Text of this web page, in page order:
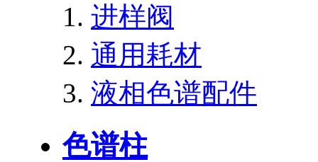
进样阀
通用耗材
液相色谱配件
色谱柱